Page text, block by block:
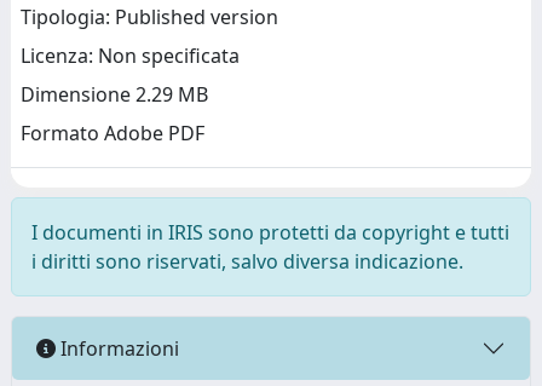
Tipologia: Published version
Licenza: Non specificata
Dimensione 2.29 MB
Formato Adobe PDF
I documenti in IRIS sono protetti da copyright e tutti
i diritti sono riservati, salvo diversa indicazione.
Informazioni